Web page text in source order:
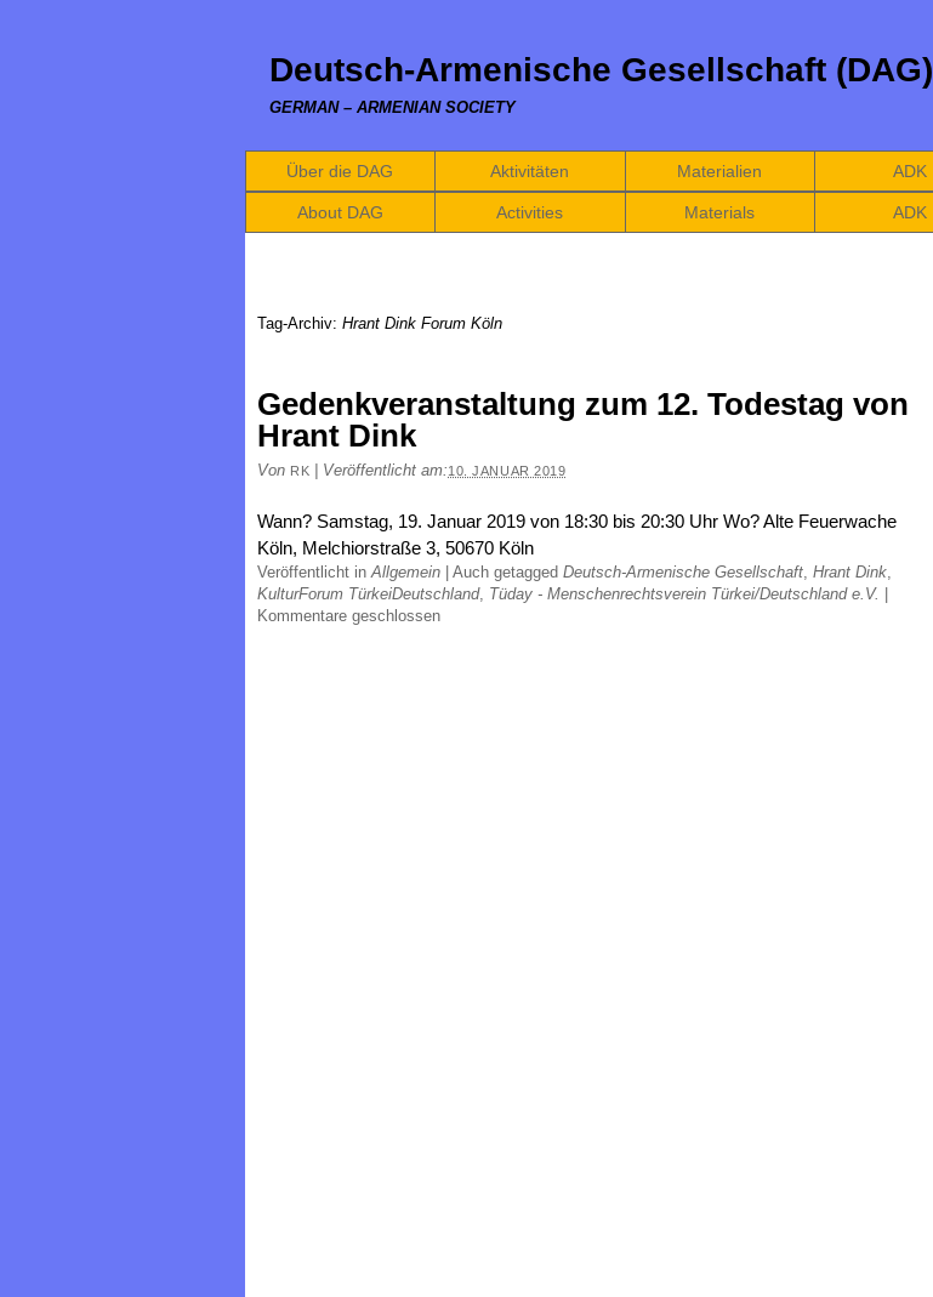
Deutsch-Armenische Gesellschaft (DAG)
GERMAN – ARMENIAN SOCIETY
Über die DAG Aktivitäten Materialien ADK
About DAG Activities Materials ADK
Tag-Archiv: Hrant Dink Forum Köln
Gedenkveranstaltung zum 12. Todestag von
Hrant Dink
Von RK Veröffentlicht am:10. JANUAR 2019
Wann? Samstag, 19. Januar 2019 von 18:30 bis 20:30 Uhr Wo? Alte Feuerwache
Köln, Melchiorstraße 3, 50670 Köln
Veröffentlicht inAllgemein Auch getagged Deutsch-Armenische Gesellschaft, Hrant Dink,
KulturForum TürkeiDeutschland, Tüday - Menschenrechtsverein Türkei/Deutschland e.V.
Kommentare geschlossen